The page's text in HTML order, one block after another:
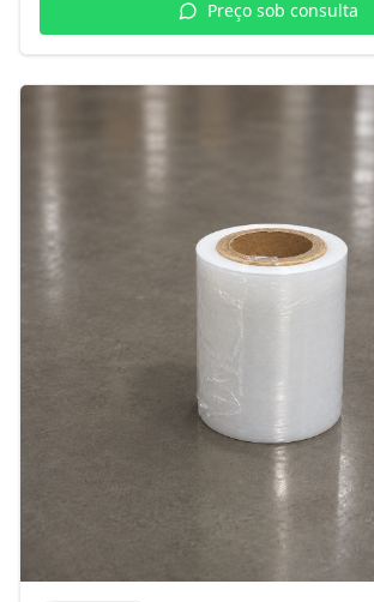
Preço sob consulta